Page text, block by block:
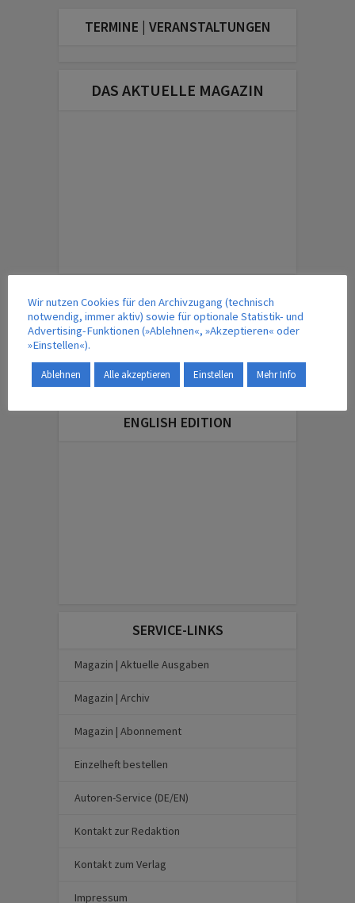
TERMINE | VERANSTALTUNGEN
DAS AKTUELLE MAGAZIN
ÜBERSICHT – MAGAZINBEITRÄGE
IM VERLAG ERSCHEINT AUCH …
ENGLISH EDITION
SERVICE-LINKS
Magazin | Aktuelle Ausgaben
Magazin | Archiv
Magazin | Abonnement
Einzelheft bestellen
Autoren-Service (DE/EN)
Kontakt zur Redaktion
Kontakt zum Verlag
Impressum
Wir nutzen Cookies für den Archivzugang (technisch
notwendig, immer aktiv) sowie für optionale Statistik- und
Advertising-Funktionen (»Ablehnen«, »Akzeptieren« oder
»Einstellen«).
Ablehnen Alle akzeptieren Einstellen Mehr Info